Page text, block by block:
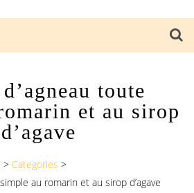
toute
et au sirop
d’agave
> Categories >
au romarin et au sirop d’agave